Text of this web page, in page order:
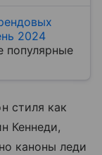
2024
популярные
стиля как
Кеннеди,
каноны леди